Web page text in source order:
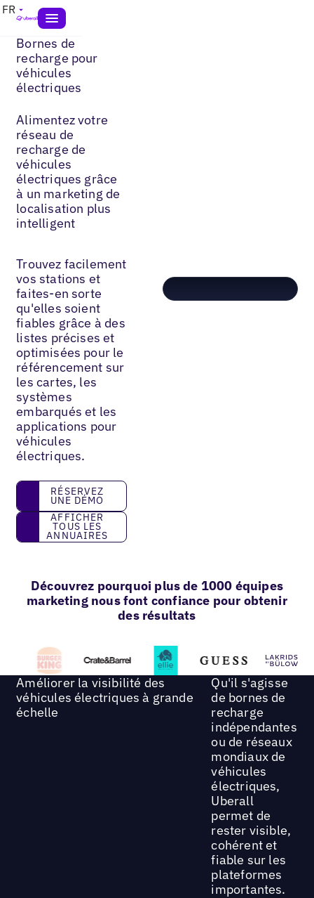
FR
Bornes de
recharge pour
véhicules
électriques
Alimentez votre
réseau de
recharge de
véhicules
électriques grâce
à un marketing de
localisation plus
intelligent
Trouvez facilement
vos stations et
faites-en sorte
qu'elles soient
fiables grâce à des
listes précises et
optimisées pour le
référencement sur
les cartes, les
systèmes
embarqués et les
applications pour
véhicules
électriques.
réservez une démo
RÉSERVEZ
UNE DÉMO
Afficher tous les annuaires
AFFICHER
TOUS LES
ANNUAIRES
Découvrez pourquoi plus de 1000 équipes
marketing nous font confiance pour obtenir
des résultats
Améliorer la visibilité des
véhicules électriques à grande
échelle
Qu'il s'agisse
de bornes de
recharge
indépendantes
ou de réseaux
mondiaux de
véhicules
électriques,
Uberall
permet de
rester visible,
cohérent et
fiable sur les
plateformes
importantes.